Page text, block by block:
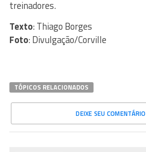
treinadores.
Texto: Thiago Borges
Foto: Divulgação/Corville
TÓPICOS RELACIONADOS
DEIXE SEU COMENTÁRIO